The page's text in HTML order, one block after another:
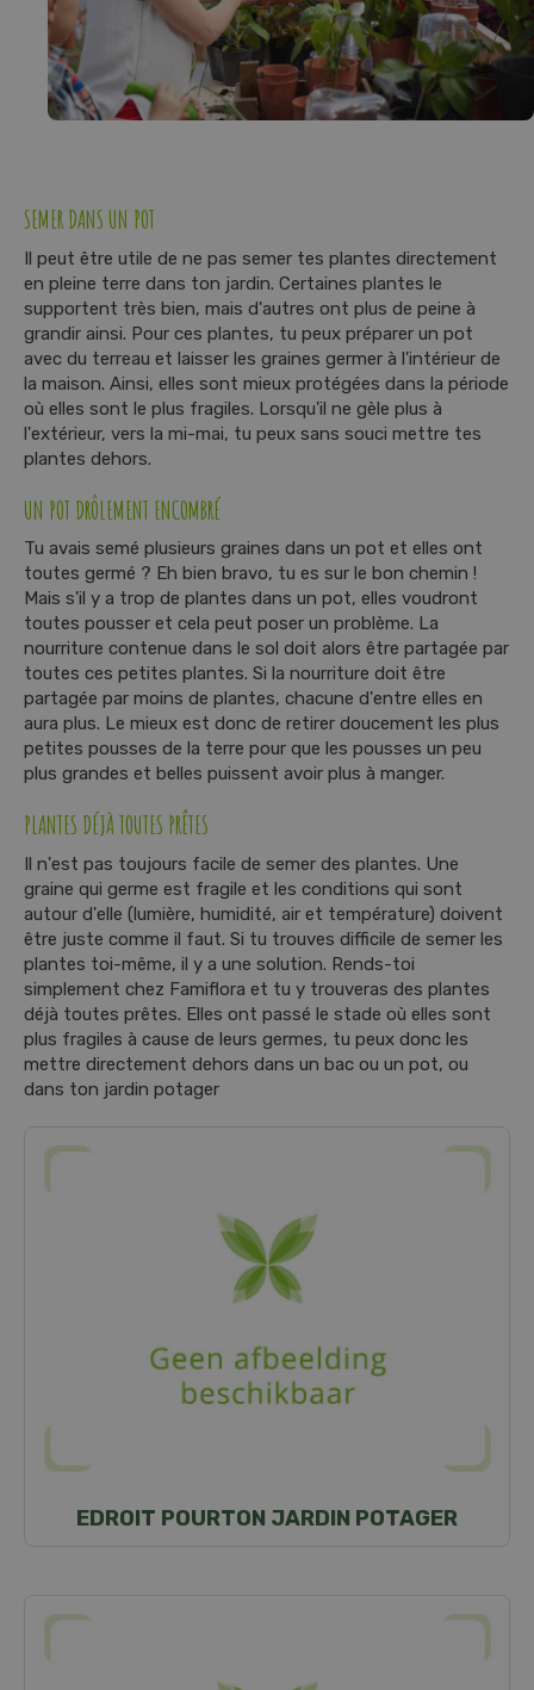
SEMER DANS UN POT
Il peut être utile de ne pas semer tes plantes directement
en pleine terre dans ton jardin. Certaines plantes le
supportent très bien, mais d'autres ont plus de peine à
grandir ainsi. Pour ces plantes, tu peux préparer un pot
avec du terreau et laisser les graines germer à l'intérieur de
la maison. Ainsi, elles sont mieux protégées dans la période
où elles sont le plus fragiles. Lorsqu'il ne gèle plus à
l'extérieur, vers la mi-mai, tu peux sans souci mettre tes
plantes dehors.
UN POT DRÔLEMENT ENCOMBRÉ
Tu avais semé plusieurs graines dans un pot et elles ont
toutes germé ? Eh bien bravo, tu es sur le bon chemin !
Mais s'il y a trop de plantes dans un pot, elles voudront
toutes pousser et cela peut poser un problème. La
nourriture contenue dans le sol doit alors être partagée par
toutes ces petites plantes. Si la nourriture doit être
partagée par moins de plantes, chacune d'entre elles en
aura plus. Le mieux est donc de retirer doucement les plus
petites pousses de la terre pour que les pousses un peu
plus grandes et belles puissent avoir plus à manger.
PLANTES DÉJÀ TOUTES PRÊTES
Il n'est pas toujours facile de semer des plantes. Une
graine qui germe est fragile et les conditions qui sont
autour d'elle (lumière, humidité, air et température) doivent
être juste comme il faut. Si tu trouves difficile de semer les
plantes toi-même, il y a une solution. Rends-toi
simplement chez Famiflora et tu y trouveras des plantes
déjà toutes prêtes. Elles ont passé le stade où elles sont
plus fragiles à cause de leurs germes, tu peux donc les
mettre directement dehors dans un bac ou un pot, ou
dans ton jardin potager
EDROIT POURTON JARDIN POTAGER